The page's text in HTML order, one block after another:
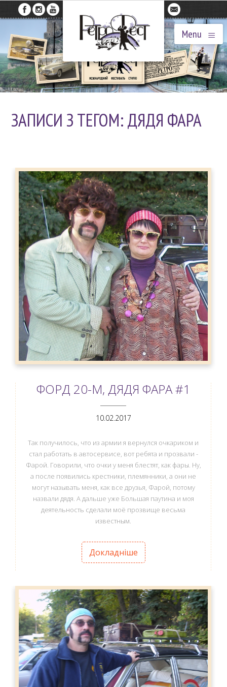
Menu ≡
ЗАПИСИ З ТЕГОМ: ДЯДЯ ФАРА
ФОРД 20-М, ДЯДЯ ФАРА #1
10.02.2017
Так получилось, что из армии я вернулся очкариком и
стал работать в автосервисе, вот ребята и прозвали -
Фарой. Говорили, что очки у меня блестят, как фары. Ну,
а после появились крестники, племянники, а они не
могут называть меня, как все друзья, Фарой, потому
назвали дядя. А дальше уже Большая паутина и моя
деятельность сделали моё прозвище весьма
известным.
Докладніше